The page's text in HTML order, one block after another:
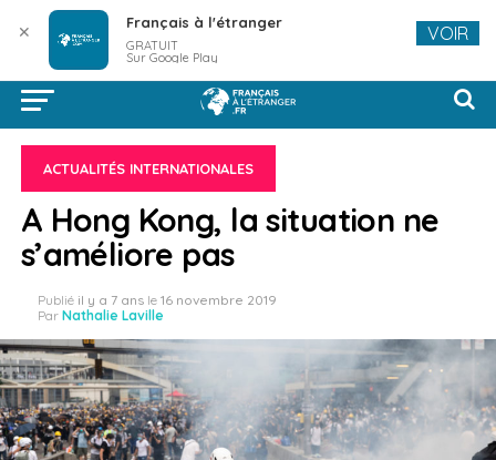
ACTUALITÉS INTERNATIONALES
A Hong Kong, la situation ne
s’améliore pas
Publié il y a 7 ans le 16 novembre 2019
Par Nathalie Laville
✕ Français à l'étranger
GRATUIT
Sur Google Play
VOIR